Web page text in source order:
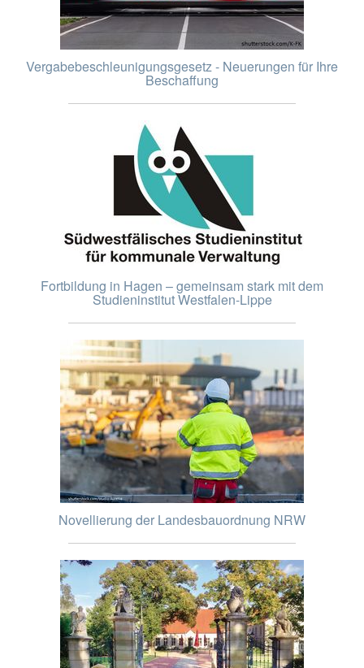
Vergabebeschleunigungsgesetz - Neuerungen für Ihre
Beschaffung
Fortbildung in Hagen – gemeinsam stark mit dem
Studieninstitut Westfalen-Lippe
Novellierung der Landesbauordnung NRW